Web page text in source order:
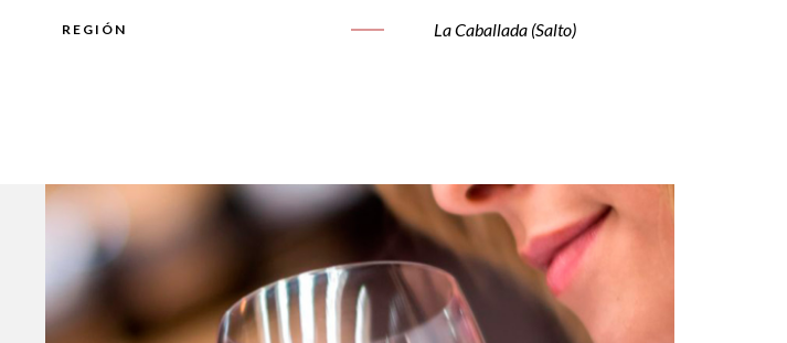
REGIÓN La Caballada (Salto)